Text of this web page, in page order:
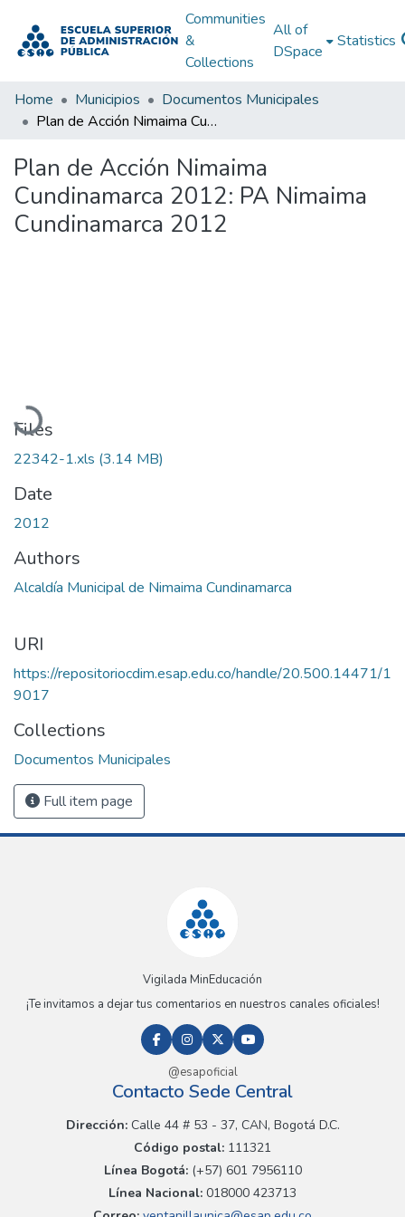
Communities
&
Collections
All of
DSpace
Statistics
Home Municipios
Documentos Municipales
Plan de Acción Nimaima Cundinamarca 2012: PA Nimaima Cundinamarca 2012
Plan de Acción Nimaima
Cundinamarca 2012: PA Nimaima
Cundinamarca 2012
Loading...
Files
22342-1.xls (3.14 MB)
Date
2012
Authors
Alcaldía Municipal de Nimaima Cundinamarca
URI
https://repositoriocdim.esap.edu.co/handle/20.500.14471/1
9017
Collections
Documentos Municipales
Full item page
Vigilada MinEducación
¡Te invitamos a dejar tus comentarios en nuestros canales oficiales!
@esapoficial
Contacto Sede Central
Dirección:Calle 44 # 53 - 37, CAN, Bogotá D.C.
Código postal: 111321
Línea Bogotá:(+57) 601 7956110
Línea Nacional: 018000 423713